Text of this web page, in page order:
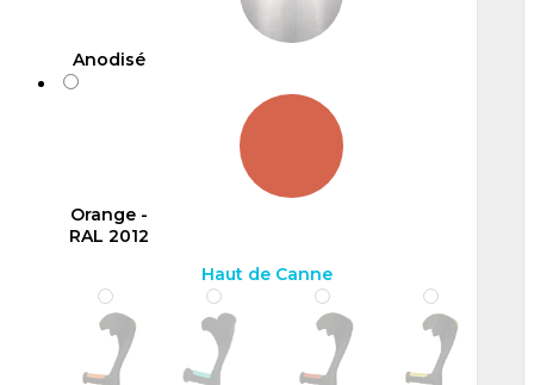
Anodisé
Orange -
RAL 2012
Haut de Canne